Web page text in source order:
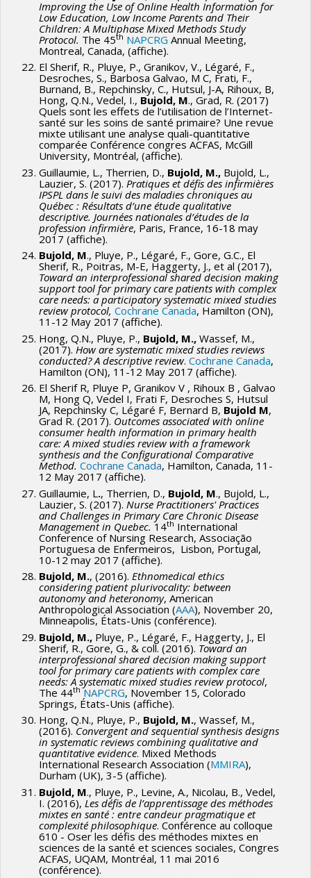
Improving the Use of Online Health Information for
Low Education, Low Income Parents and Their
Children: A Multiphase Mixed Methods Study
Protocol. The 45th NAPCRG Annual Meeting,
Montreal, Canada, (affiche).
El Sherif, R., Pluye, P., Granikov, V., Légaré, F.,
Desroches, S., Barbosa Galvao, M C, Frati, F.,
Burnand, B., Repchinsky, C., Hutsul, J-A, Rihoux, B,
Hong, Q.N., Vedel, I., Bujold, M., Grad, R. (2017)
Quels sont les effets de l’utilisation de l’Internet-
santé sur les soins de santé primaire? Une revue
mixte utilisant une analyse quali-quantitative
comparée Conférence congres ACFAS, McGill
University, Montréal, (affiche).
Guillaumie, L., Therrien, D., Bujold, M., Bujold, L.,
Lauzier, S. (2017). Pratiques et défis des infirmières
IPSPL dans le suivi des maladies chroniques au
Québec : Résultats d’une étude qualitative
descriptive. Journées nationales d’études de la
profession infirmière, Paris, France, 16-18 may
2017 (affiche).
Bujold, M., Pluye, P., Légaré, F., Gore, G.C., El
Sherif, R., Poitras, M-E, Haggerty, J., et al (2017),
Toward an interprofessional shared decision making
support tool for primary care patients with complex
care needs: a participatory systematic mixed studies
review protocol, Cochrane Canada, Hamilton (ON),
11-12 May 2017 (affiche).
Hong, Q.N., Pluye, P., Bujold, M., Wassef, M.,
(2017). How are systematic mixed studies reviews
conducted?A descriptive review. Cochrane Canada,
Hamilton (ON), 11-12 May 2017 (affiche).
El Sherif R, Pluye P, Granikov V , Rihoux B , Galvao
M, Hong Q, Vedel I, Frati F, Desroches S, Hutsul
JA, Repchinsky C, Légaré F, Bernard B, Bujold M,
Grad R. (2017). Outcomes associated with online
consumer health information in primary health
care: A mixed studies review with a framework
synthesis and the Configurational Comparative
Method. Cochrane Canada, Hamilton, Canada, 11-
12 May 2017 (affiche).
Guillaumie, L ., Therrien, D., Bujold, M., Bujold, L.,
Lauzier, S. (2017). Nurse Practitioners' Practices
and Challenges in Primary Care Chronic Disease
Management in Quebec. 14th International
Conference of Nursing Research, Associação
Portuguesa de Enfermeiros, Lisbon, Portugal,
10-12 may 2017 (affiche).
Bujold, M., (2016). Ethnomedical ethics
considering patient plurivocality: between
autonomy and heteronomy, American
Anthropological Association (AAA), November 20,
Minneapolis, États-Unis (conférence).
Bujold, M., Pluye, P., Légaré, F., Haggerty, J., El
Sherif, R., Gore, G., & coll. (2016). Toward an
interprofessional shared decision making support
tool for primary care patients with complex care
needs: A systematic mixed studies review protocol,
The 44th NAPCRG, November 15, Colorado
Springs, États-Unis (affiche).
Hong, Q.N., Pluye, P., Bujold, M., Wassef, M.,
(2016). Convergent and sequential synthesis designs
in systematic reviews combining qualitative and
quantitative evidence. Mixed Methods
International Research Association (MMIRA),
Durham (UK), 3-5 (affiche).
Bujold, M., Pluye, P., Levine, A., Nicolau, B., Vedel,
I. (2016), Les défis de l’apprentissage des méthodes
mixtes en santé : entre candeur pragmatique et
complexité philosophique. Conférence au colloque
610 - Oser les défis des méthodes mixtes en
sciences de la santé et sciences sociales , Congres
ACFAS, UQAM, Montréal, 11 mai 2016
(conférence).